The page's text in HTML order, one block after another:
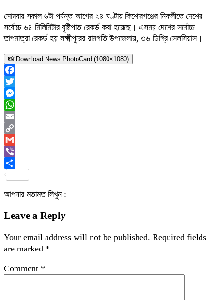
সোমবার সকাল ৬টা পর্যন্ত আগের ২৪ ঘণ্টায় কিশোরগঞ্জের নিকলীতে দেশের
সর্বোচ্চ ৬৪ মিলিমিটার বৃষ্টিপাত রেকর্ড করা হয়েছে। এসময় দেশের সর্বোচ্চ
তাপমাত্রা রেকর্ড হয় লক্ষ্মীপুরের রামগতি উপজেলায়, ৩৬ ডিগ্রি সেলসিয়াস।
📸 Download News PhotoCard (1080×1080)
Facebook
Twitter
Messenger
WhatsApp
Email
Copy
Link
Gmail
Viber
আপনার মতামত লিখুন :
Leave a Reply
Your email address will not be published. Required fields
are marked *
Comment *